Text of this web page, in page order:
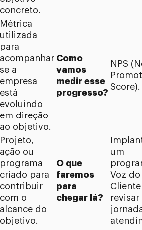
concreto.
Métrica
utilizada
para
acompanhar
se a
empresa
está
evoluindo
em direção
ao objetivo.
Como
vamos
medir esse
progresso?
NPS
Score).
Projeto,
ação ou
programa
criado para
contribuir
com o
alcance do
objetivo.
O que
faremos
para
chegar lá?
um
Voz do
Cliente
revisar